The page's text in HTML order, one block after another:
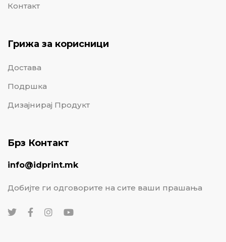
Контакт
Грижа за корисници
Достава
Подршка
Дизајнирај Продукт
Брз Контакт
info@idprint.mk
Добијте ги одговорите на сите ваши прашања